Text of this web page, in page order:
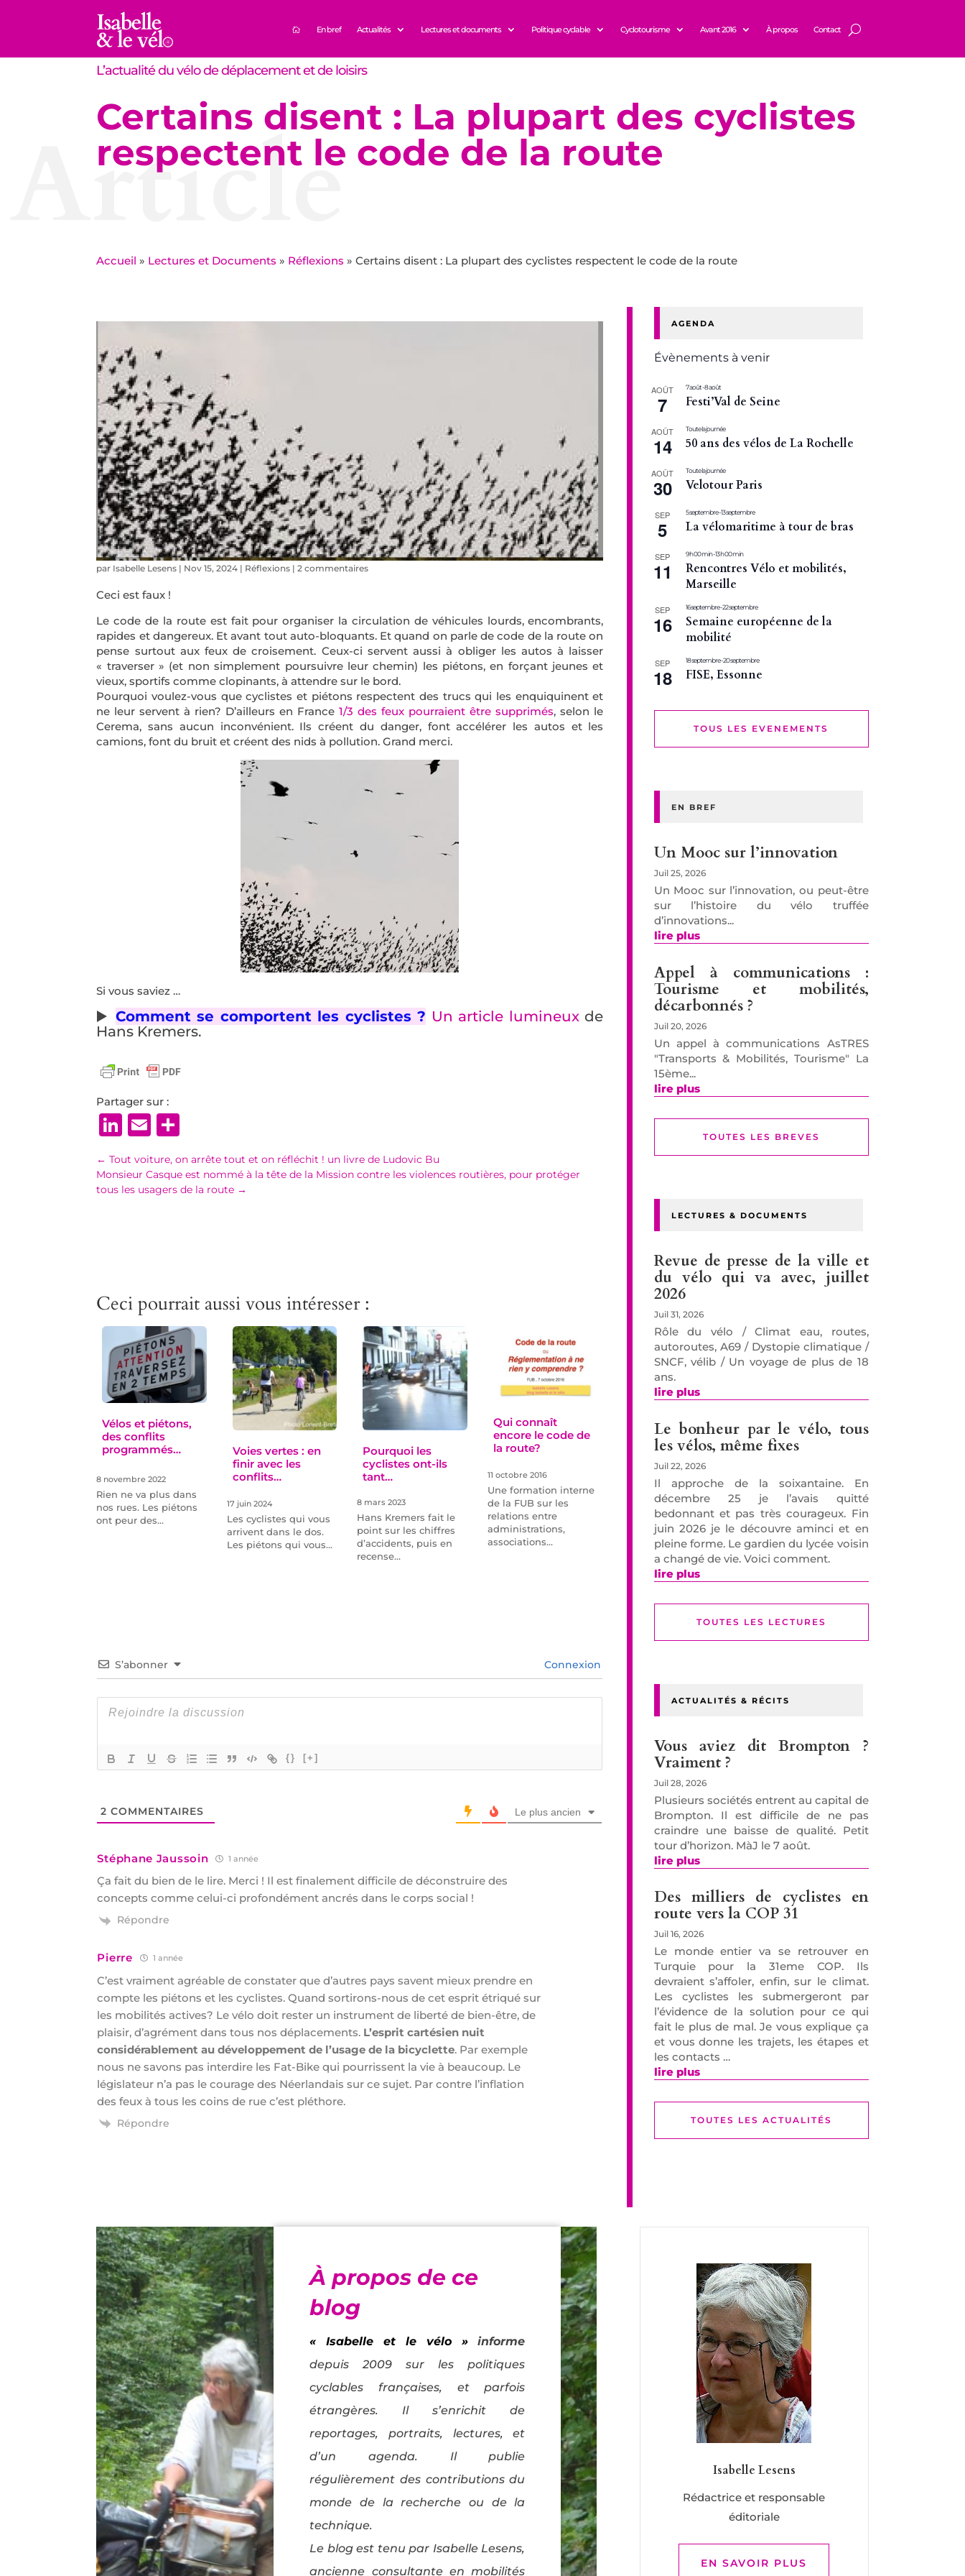
En bref Actualités Lectures et documents Politique cyclable Cyclotourisme Avant 2016 À propos Contact
L’actualité du vélo de déplacement et de loisirs
Certains disent : La plupart des cyclistes
respectent le code de la route
Article
Accueil » Lectures et Documents » Réflexions »Certains disent : La plupart des cyclistes respectent le code de la route
par Isabelle Lesens | Nov 15, 2024 | Réflexions |2 commentaires
Ceci est faux !
Le code de la route est fait pour organiser la circulation de véhicules lourds, encombrants,
rapides et dangereux. Et avant tout auto-bloquants. Et quand on parle de code de la route on
pense surtout aux feux de croisement. Ceux-ci servent aussi à obliger les autos à laisser
« traverser » (et non simplement poursuivre leur chemin) les piétons, en forçant jeunes et
vieux, sportifs comme clopinants, à attendre sur le bord.
Pourquoi voulez-vous que cyclistes et piétons respectent des trucs qui les enquiquinent et
ne leur servent à rien? D’ailleurs en France1/3 des feux pourraient être supprimés, selon le
Cerema, sans aucun inconvénient. Ils créent du danger, font accélérer les autos et les
camions, font du bruit et créent des nids à pollution. Grand merci.
Si vous saviez …
▶️ Comment se comportent les cyclistes ? Un article lumineuxde
Hans Kremers.
Partager sur :
LinkedIn
Email
←Tout voiture, on arrête tout et on réfléchit ! un livre de Ludovic Bu
Monsieur Casque est nommé à la tête de la Mission contre les violences routières, pour protéger
tous les usagers de la route →
Ceci pourrait aussi vous intéresser :
Vélos et piétons,
des conflits
programmés…
8 novembre 2022
Rien ne va plus dans
nos rues. Les piétons
ont peur des…
Voies vertes : en
finir avec les
conflits…
17 juin 2024
Les cyclistes qui vous
arrivent dans le dos.
Les piétons qui vous…
Pourquoi les
cyclistes ont-ils
tant…
8 mars 2023
Hans Kremers fait le
point sur les chiffres
d’accidents, puis en
recense…
Qui connaît
encore le code de
la route?
11 octobre 2016
Une formation interne
de la FUB sur les
relations entre
administrations,
associations…
S’abonner Connexion
{} [+]
2 COMMENTAIRES Le plus ancien
Stéphane Jaussoin 1 année
Ça fait du bien de le lire. Merci ! Il est finalement difficile de déconstruire des
concepts comme celui-ci profondément ancrés dans le corps social !
Répondre
Pierre 1 année
C’est vraiment agréable de constater que d’autres pays savent mieux prendre en
compte les piétons et les cyclistes. Quand sortirons-nous de cet esprit étriqué sur
les mobilités actives? Le vélo doit rester un instrument de liberté de bien-être, de
plaisir, d’agrément dans tous nos déplacements. L’esprit cartésien nuit
considérablement au développement de l’usage de la bicyclette. Par exemple
nous ne savons pas interdire les Fat-Bike qui pourrissent la vie à beaucoup. Le
législateur n’a pas le courage des Néerlandais sur ce sujet. Par contre l’inflation
des feux à tous les coins de rue c’est pléthore.
Répondre
AGENDA
Évènements à venir
AOÛT
7
7 août-8 août
Festi’Val de Seine
AOÛT
14
Toute la journée
50 ans des vélos de La Rochelle
AOÛT
30
Toute la journée
Velotour Paris
SEP
5
5 septembre-13 septembre
La vélomaritime à tour de bras
SEP
11
9 h 00 min-13 h 00 min
Rencontres Vélo et mobilités,
Marseille
SEP
16
16 septembre-22 septembre
Semaine européenne de la
mobilité
SEP
18
18 septembre-20 septembre
FISE, Essonne
TOUS LES EVENEMENTS
EN BREF
Un Mooc sur l’innovation
Juil 25, 2026
Un Mooc sur l’innovation, ou peut-être
sur l’histoire du vélo truffée
d’innovations...
lire plus
Appel à communications :
Tourisme et mobilités,
décarbonnés ?
Juil 20, 2026
Un appel à communications AsTRES
"Transports & Mobilités, Tourisme" La
15ème...
lire plus
TOUTES LES BREVES
LECTURES & DOCUMENTS
Revue de presse de la ville et
du vélo qui va avec, juillet
2026
Juil 31, 2026
Rôle du vélo / Climat eau, routes,
autoroutes, A69 / Dystopie climatique /
SNCF, vélib / Un voyage de plus de 18
ans.
lire plus
Le bonheur par le vélo, tous
les vélos, même fixes
Juil 22, 2026
Il approche de la soixantaine. En
décembre 25 je l’avais quitté
bedonnant et pas très courageux. Fin
juin 2026 je le découvre aminci et en
pleine forme. Le gardien du lycée voisin
a changé de vie. Voici comment.
lire plus
TOUTES LES LECTURES
ACTUALITÉS & RÉCITS
Vous aviez dit Brompton ?
Vraiment ?
Juil 28, 2026
Plusieurs sociétés entrent au capital de
Brompton. Il est difficile de ne pas
craindre une baisse de qualité. Petit
tour d’horizon. MàJ le 7 août.
lire plus
Des milliers de cyclistes en
route vers la COP 31
Juil 16, 2026
Le monde entier va se retrouver en
Turquie pour la 31eme COP. Ils
devraient s’affoler, enfin, sur le climat.
Les cyclistes les submergeront par
l’évidence de la solution pour ce qui
fait le plus de mal. Je vous explique ça
et vous donne les trajets, les étapes et
les contacts …
lire plus
TOUTES LES ACTUALITÉS
À propos de ce
blog
« Isabelle et le vélo »informe
depuis 2009 sur les politiques
cyclables françaises, et parfois
étrangères. Il s’enrichit de
reportages, portraits, lectures, et
d’un agenda. Il publie
régulièrement des contributions du
monde de la recherche ou de la
technique.
Le blog est tenu par Isabelle Lesens,
ancienne consultante en mobilités
Isabelle Lesens
Rédactrice et responsable
éditoriale
EN SAVOIR PLUS